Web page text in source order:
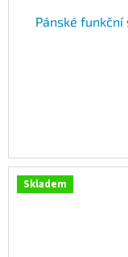
Pánské funkční
Skladem